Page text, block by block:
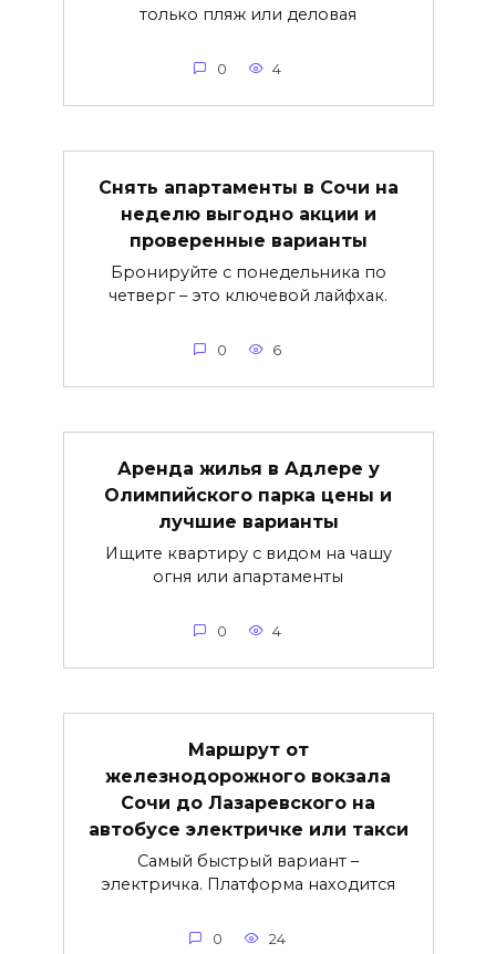
только пляж или деловая
0 4
Снять апартаменты в Сочи на
неделю выгодно акции и
проверенные варианты
Бронируйте с понедельника по
четверг – это ключевой лайфхак.
0 6
Аренда жилья в Адлере у
Олимпийского парка цены и
лучшие варианты
Ищите квартиру с видом на чашу
огня или апартаменты
0 4
Маршрут от
железнодорожного вокзала
Сочи до Лазаревского на
автобусе электричке или такси
Самый быстрый вариант –
электричка. Платформа находится
0 24